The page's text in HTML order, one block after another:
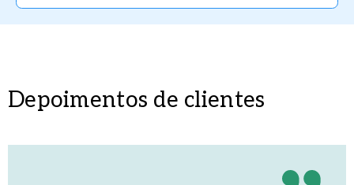
Depoimentos de clientes